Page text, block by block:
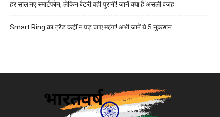
हर साल नए स्मार्टफोन, लेकिन बैटरी वही पुरानी! जानें क्या है असली वजह
Smart Ring का ट्रेंड कहीं न पड़ जाए महंगा! अभी जानें ये 5 नुकसान